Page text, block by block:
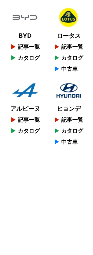
BYD
記事一覧
カタログ
ロータス
記事一覧
カタログ
中古車
アルピーヌ
記事一覧
カタログ
ヒョンデ
記事一覧
カタログ
中古車